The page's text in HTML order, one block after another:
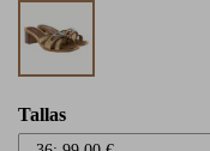
Tallas